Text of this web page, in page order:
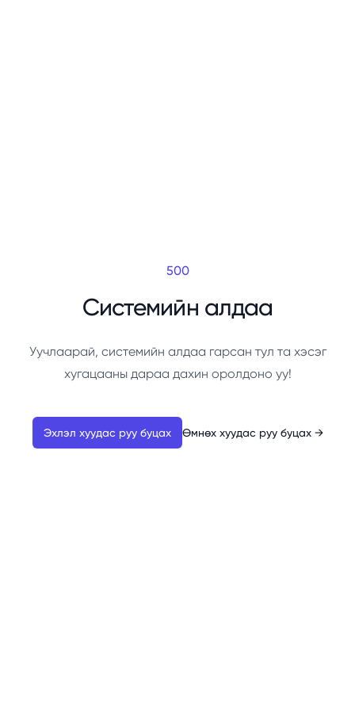
500
Системийн алдаа
Уучлаарай, системийн алдаа гарсан тул та хэсэг
хугацааны дараа дахин оролдоно уу!
Эхлэл хуудас руу буцах Өмнөх хуудас руу буцах →